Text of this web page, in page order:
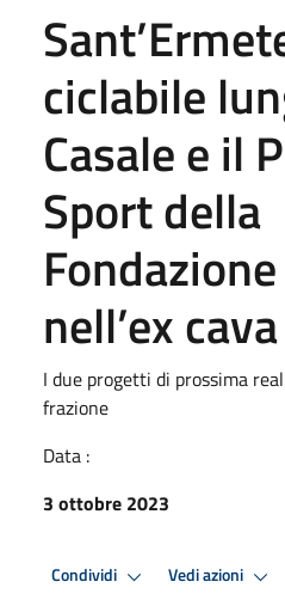
ciclabile
Casale e il
Sport della
nell’ex
I due progetti di prossima
frazione
Data :
3 ottobre 2023
Condividi Vedi azioni